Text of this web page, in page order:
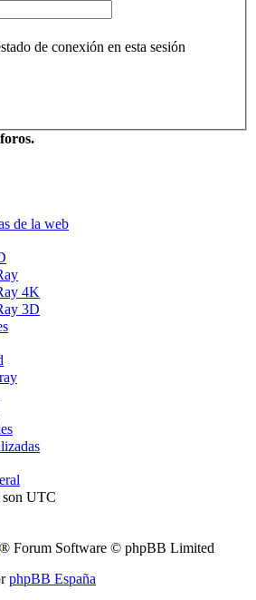
de conexión en esta sesión
de la web
4K
3D
UTC
® Forum Software © phpBB Limited
phpBB España